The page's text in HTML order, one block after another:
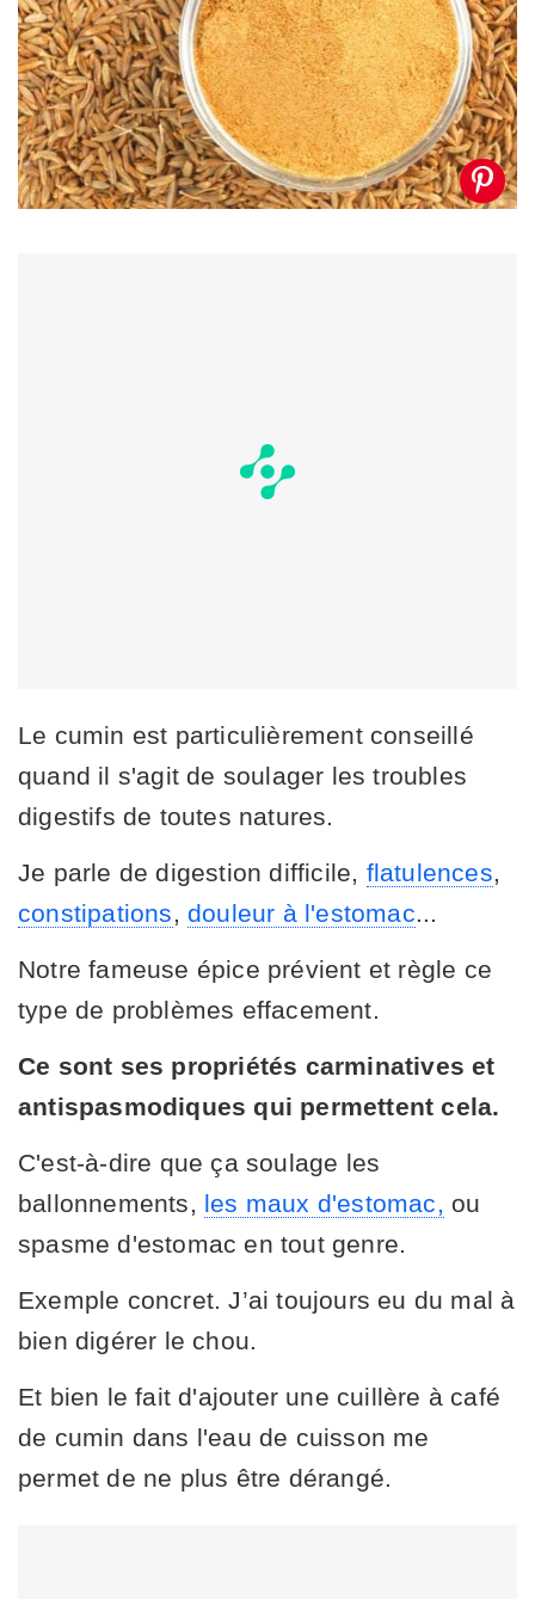
Le cumin est particulièrement conseillé
quand il s'agit de soulager les troubles
digestifs de toutes natures.
Je parle de digestion difficile, flatulences,
constipations,douleur à l'estomac...
Notre fameuse épice prévient et règle ce
type de problèmes effacement.
Ce sont ses propriétés carminatives et
antispasmodiques qui permettent cela.
C'est-à-dire que ça soulage les
ballonnements, les maux d'estomac, ou
spasme d'estomac en tout genre.
Exemple concret. J’ai toujours eu du mal à
bien digérer le chou.
Et bien le fait d'ajouter une cuillère à café
de cumin dans l'eau de cuisson me
permet de ne plus être dérangé.